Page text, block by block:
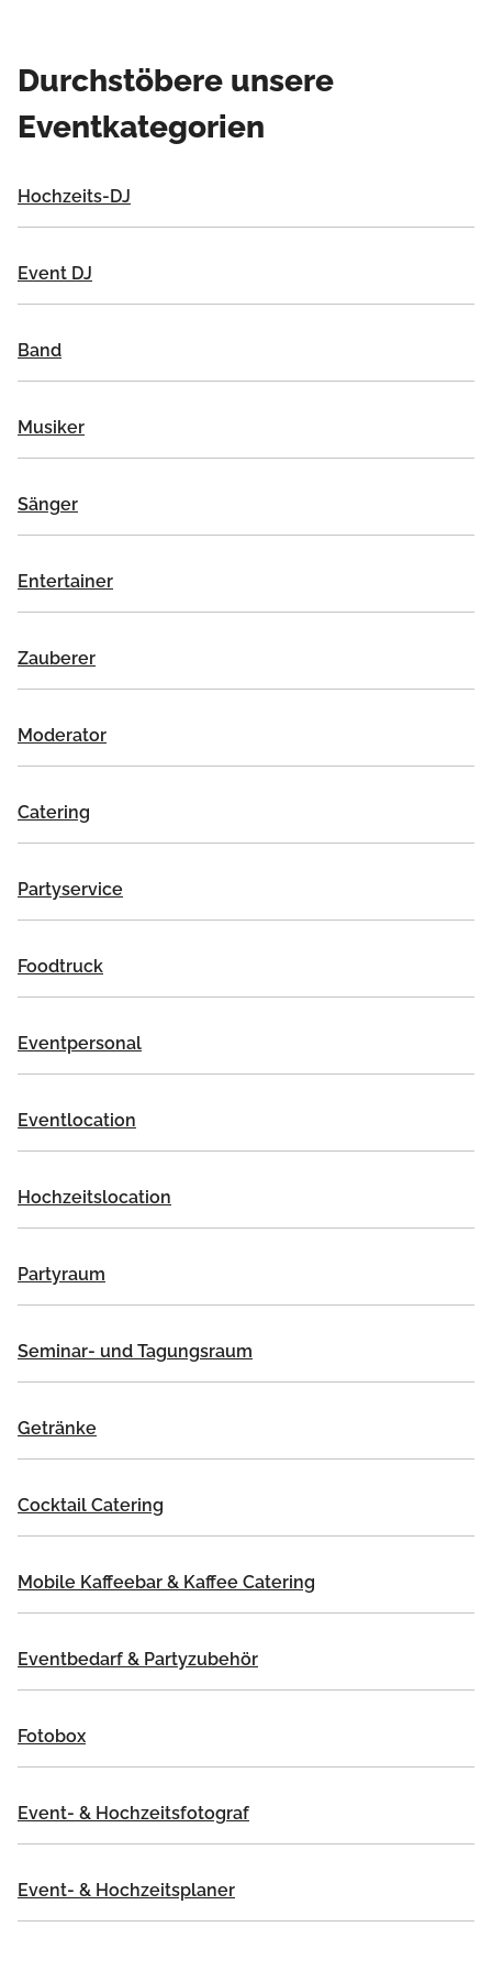
Durchstöbere unsere
Eventkategorien
Hochzeits-DJ
Event DJ
Band
Musiker
Sänger
Entertainer
Zauberer
Moderator
Catering
Partyservice
Foodtruck
Eventpersonal
Eventlocation
Hochzeitslocation
Partyraum
Seminar- und Tagungsraum
Getränke
Cocktail Catering
Mobile Kaffeebar & Kaffee Catering
Eventbedarf & Partyzubehör
Fotobox
Event- & Hochzeitsfotograf
Event- & Hochzeitsplaner